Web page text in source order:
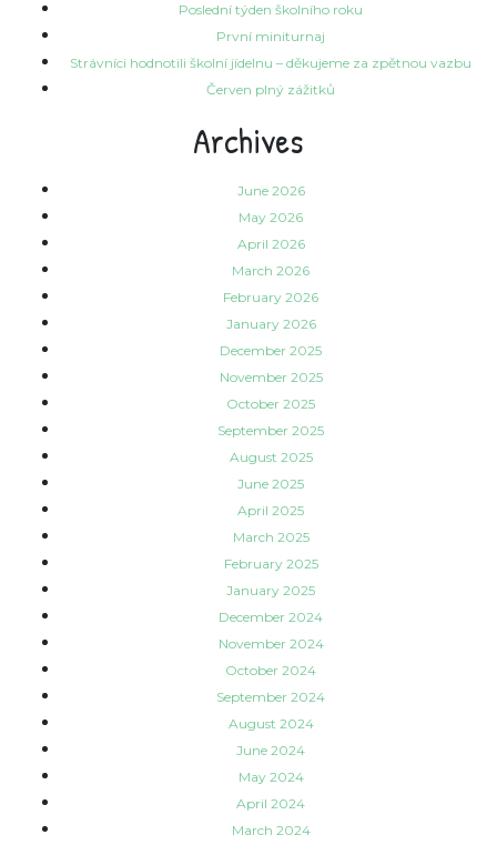
Poslední týden školního roku
První miniturnaj
Strávníci hodnotili školní jídelnu – děkujeme za zpětnou vazbu
Červen plný zážitků
Archives
June 2026
May 2026
April 2026
March 2026
February 2026
January 2026
December 2025
November 2025
October 2025
September 2025
August 2025
June 2025
April 2025
March 2025
February 2025
January 2025
December 2024
November 2024
October 2024
September 2024
August 2024
June 2024
May 2024
April 2024
March 2024